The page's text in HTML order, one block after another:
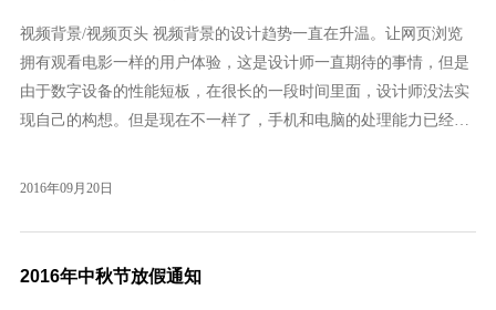
视频背景/视频页头 视频背景的设计趋势一直在升温。让网页浏览
拥有观看电影一样的用户体验，这是设计师一直期待的事情，但是
由于数字设备的性能短板，在很长的一段时间里面，设计师没法实
现自己的构想。但是现在不一样了，手机和电脑的处理能力已经相
能电视的普及，使得视频的运用有了更大的空间，和更多的可能
始越来越明显地向着移动端倾斜，更加直接的垂直滚动式的页面成
为了大势所趋。 几年前，垂直滚动式的页
2016年09月20日
2016年中秋节放假通知